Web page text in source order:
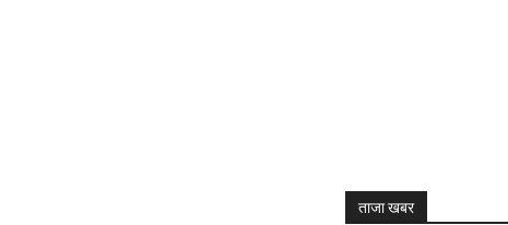
ताजा खबर